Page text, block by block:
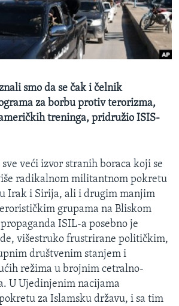
smo da se čak i čelnik
za borbu protiv terorizma,
treninga, pridružio ISIS-
veći izvor stranih boraca koji se
radikalnom militantnom pokretu
Irak i Sirija, ali i drugim manjim
grupama na Bliskom
ISIL-a posebno je
višestruko frustrirane političkim,
društvenim stanjem i
režima u brojnim cetralno-
U Ujedinjenim nacijama
za Islamsku državu, i sa tim